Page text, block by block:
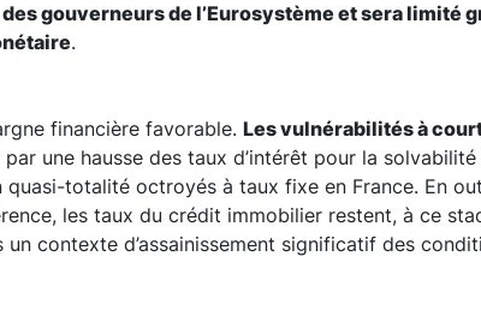
gouverneurs de l’Eurosystème et sera limité
.
financière favorable. Les vulnérabilités à
une hausse des taux d’intérêt pour la solvabilité
totalité octroyés à taux fixe en France. En
les taux du crédit immobilier restent, à ce
contexte d’assainissement significatif des